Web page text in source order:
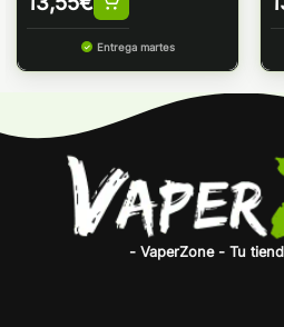
Entrega martes
- VaperZone - Tu